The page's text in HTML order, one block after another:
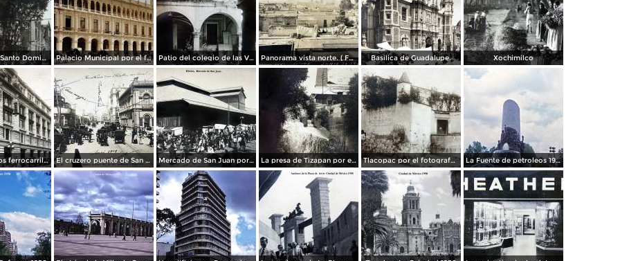
La Iglesia de Santo Domingo. Palacio Municipal por el fotografo Hugo Brehme.. Patio del colegio de las Vizcainas por el fotografo Hugo Brehme. Panorama vista norte. ( Fechada el 20 de Junio de 1905 ). Basilica de Guadalupe. Xochimilco
Edicicio de los ferrocarriles. El cruzero puente de San Francisco y Guardiola por el fotografo Felix Miret. Mercado de San Juan por el fotografo Felix Miret La presa de Tizapan por el fotografo Fernando Kososky. ( Circulada el 22 de Diembre de 1910 ). Tlacopac por el fotografo Hugo Brehme. La Fuente de petroleos 1950.